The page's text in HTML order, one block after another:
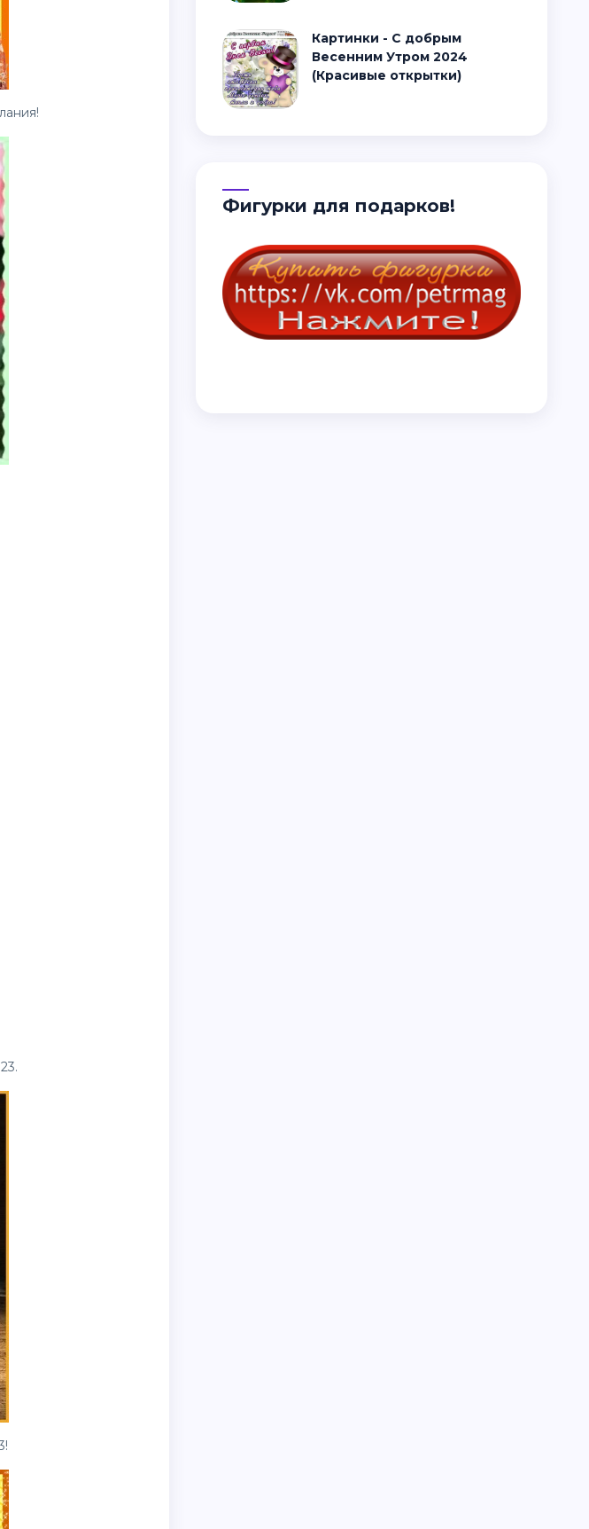
Картинки - С добрым
Весенним Утром 2024
(Красивые открытки)
Фигурки для подарков!